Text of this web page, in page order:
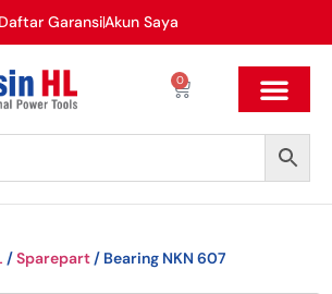
Daftar GaransiAkun Saya
0
/Sparepart / Bearing NKN 607